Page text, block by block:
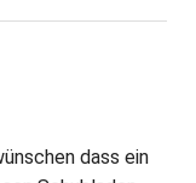
dass ein